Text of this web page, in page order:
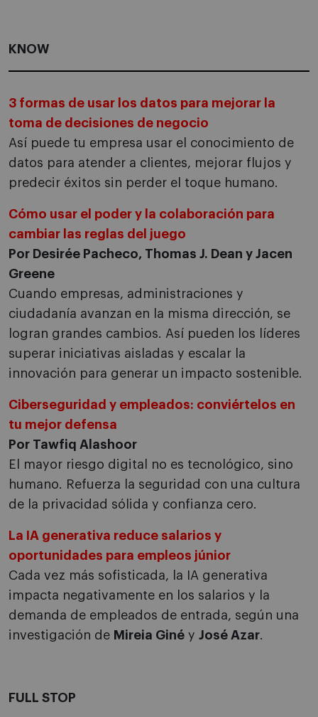
KNOW
3 formas de usar los datos para mejorar la
toma de decisiones de negocio
Así puede tu empresa usar el conocimiento de
datos para atender a clientes, mejorar flujos y
predecir éxitos sin perder el toque humano.
Cómo usar el poder y la colaboración para
cambiar las reglas del juego
Por Desirée Pacheco, Thomas J. Dean y Jacen
Greene
Cuando empresas, administraciones y
ciudadanía avanzan en la misma dirección, se
logran grandes cambios. Así pueden los líderes
superar iniciativas aisladas y escalar la
innovación para generar un impacto sostenible.
Ciberseguridad y empleados: conviértelos en
tu mejor defensa
Por Tawfiq Alashoor
El mayor riesgo digital no es tecnológico, sino
humano. Refuerza la seguridad con una cultura
de la privacidad sólida y confianza cero.
La IA generativa reduce salarios y
oportunidades para empleos júnior
Cada vez más sofisticada, la IA generativa
impacta negativamente en los salarios y la
demanda de empleados de entrada, según una
investigación de Mireia Giné y José Azar.
FULL STOP